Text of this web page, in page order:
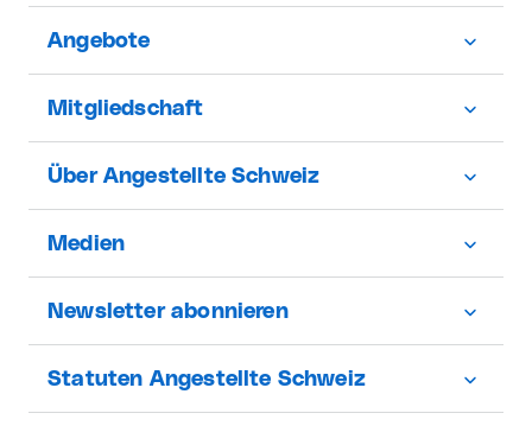
Angebote
Mitgliedschaft
Über Angestellte Schweiz
Medien
Newsletter abonnieren
Statuten Angestellte Schweiz